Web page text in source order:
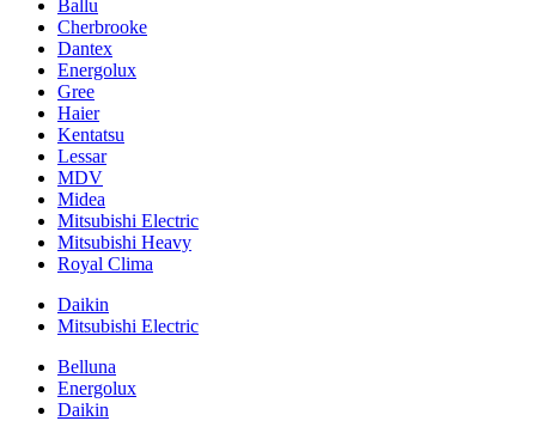
Ballu
Cherbrooke
Dantex
Energolux
Gree
Haier
Kentatsu
Lessar
MDV
Midea
Mitsubishi Electric
Mitsubishi Heavy
Royal Clima
Daikin
Mitsubishi Electric
Belluna
Energolux
Daikin